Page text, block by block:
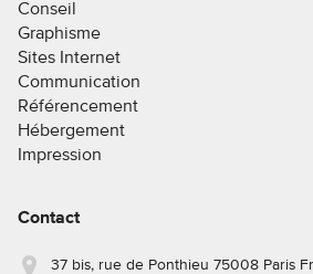
Conseil
Graphisme
Sites Internet
Communication
Référencement
Hébergement
Impression
Contact
37 bis, rue de Ponthieu 75008 Paris